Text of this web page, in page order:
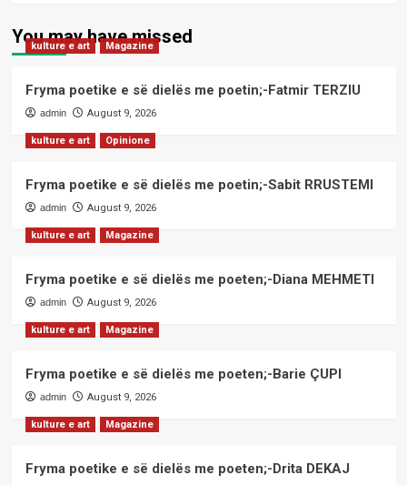
You may have missed
kulture e art Magazine
Fryma poetike e së dielës me poetin;-Fatmir TERZIU
admin August 9, 2026
kulture e art Opinione
Fryma poetike e së dielës me poetin;-Sabit RRUSTEMI
admin August 9, 2026
kulture e art Magazine
Fryma poetike e së dielës me poeten;-Diana MEHMETI
admin August 9, 2026
kulture e art Magazine
Fryma poetike e së dielës me poeten;-Barie ÇUPI
admin August 9, 2026
kulture e art Magazine
Fryma poetike e së dielës me poeten;-Drita DEKAJ